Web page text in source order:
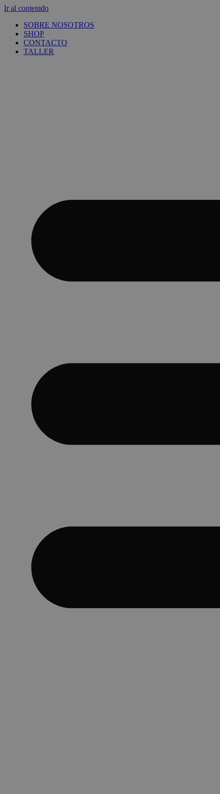
Ir al contenido
SOBRE NOSOTROS
SHOP
CONTACTO
TALLER